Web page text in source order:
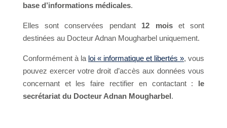
base d’informations médicales.
Elles sont conservées pendant12 mois et sont
destinées au Docteur Adnan Mougharbel uniquement.
Conformément à la loi « informatique et libertés », vous
pouvez exercer votre droit d’accès aux données vous
concernant et les faire rectifier en contactant : le
secrétariat du Docteur Adnan Mougharbel.